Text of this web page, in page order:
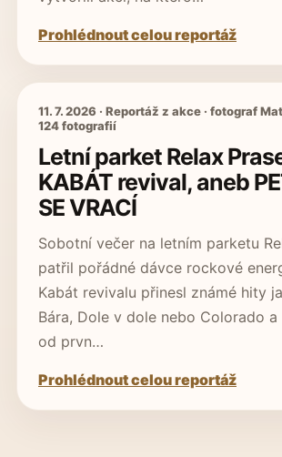
Prohlédnout celou reportáž
11. 7. 2026 · Reportáž z akce · fotograf
124 fotografií
Letní parket Relax
KABÁT revival, aneb
SE VRACÍ
Sobotní večer na letním parketu
patřil pořádné dávce rockové
Kabát revivalu přinesl známé hity
Bára, Dole v dole nebo Colorado
od prvn…
Prohlédnout celou reportáž